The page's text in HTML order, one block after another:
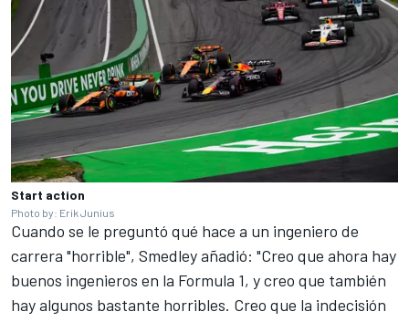
Start action
Photo by: Erik Junius
Cuando se le preguntó qué hace a un ingeniero de
carrera "horrible", Smedley añadió: "Creo que ahora hay
buenos ingenieros en la Formula 1, y creo que también
hay algunos bastante horribles. Creo que la indecisión